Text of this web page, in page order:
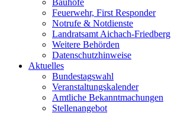
Bauhöfe
Feuerwehr, First Responder
Notrufe & Notdienste
Landratsamt Aichach-Friedberg
Weitere Behörden
Datenschutzhinweise
Aktuelles
Bundestagswahl
Veranstaltungskalender
Amtliche Bekanntmachungen
Stellenangebot